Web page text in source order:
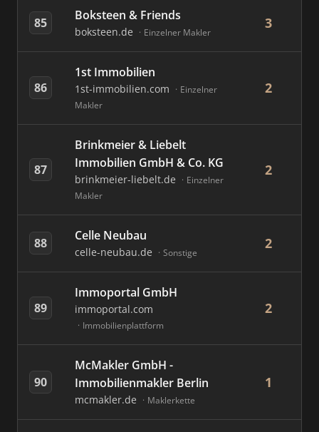
85 Boksteen & Friends
boksteen.de Einzelner Makler
3
86
1st Immobilien
1st-immobilien.com
Einzelner
Makler
2
87
Brinkmeier & Liebelt
Immobilien GmbH & Co. KG
brinkmeier-liebelt.de
Einzelner
Makler
2
88 Celle Neubau
celle-neubau.de Sonstige
2
89
Immoportal GmbH
immoportal.com
Immobilienplattform
2
90
McMakler GmbH -
Immobilienmakler Berlin
mcmakler.de Maklerkette
1